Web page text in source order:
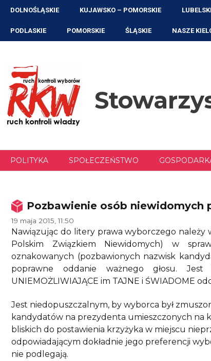
Przejdź
treści
DOLNOŚLĄSKIE KUJAWSKO – POMORSKIE
PODLASKIE POMORSKIE ŚLĄSKIE NASZE
POLITYKA SPOŁECZEŃSTWO
Pozbawienie osób niewidomych
19 maja 2015, 11:50
Nawiązując do litery prawa wyborczego należy
Polskim Związkiem Niewidomych) w
oznakowanych (pozbawionych nazwisk
poprawne oddanie ważnego głosu.
UNIEMOŻLIWIAJĄCE im TAJNE i ŚWIADOME
Jest niedopuszczalnym, by wyborca był
kandydatów na prezydenta umieszczonych na
bliskich do postawienia krzyżyka w miejscu
odpowiadającym dokładnie jego preferencji
nie podlegają.